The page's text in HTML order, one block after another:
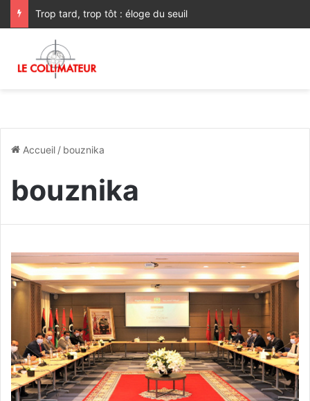
Accueil / bouznika
bouznika